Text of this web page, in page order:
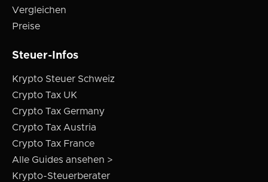
Vergleichen
Preise
Steuer-Infos
Krypto Steuer Schweiz
Crypto Tax UK
Crypto Tax Germany
Crypto Tax Austria
Crypto Tax France
Alle Guides ansehen >
Krypto-Steuerberater